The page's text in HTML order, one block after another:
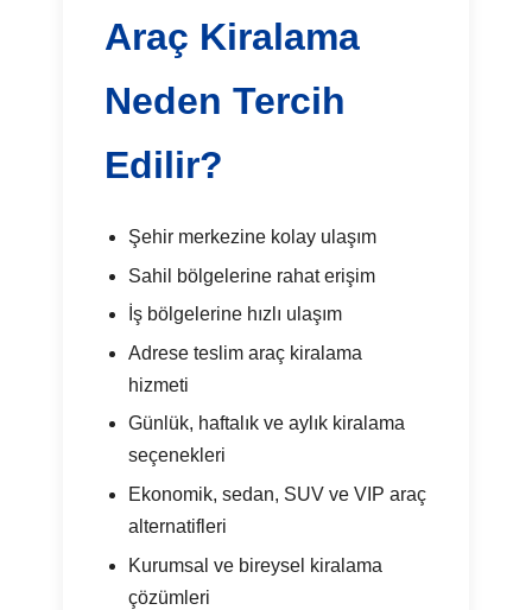
Araç Kiralama
Neden Tercih
Edilir?
Şehir merkezine kolay ulaşım
Sahil bölgelerine rahat erişim
İş bölgelerine hızlı ulaşım
Adrese teslim araç kiralama
hizmeti
Günlük, haftalık ve aylık kiralama
seçenekleri
Ekonomik, sedan, SUV ve VIP araç
alternatifleri
Kurumsal ve bireysel kiralama
çözümleri